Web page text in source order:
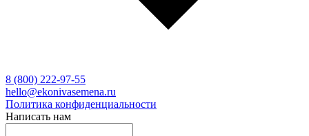
8 (800) 222-97-55
hello@ekonivasemena.ru
Политика конфиденциальности
Написать нам